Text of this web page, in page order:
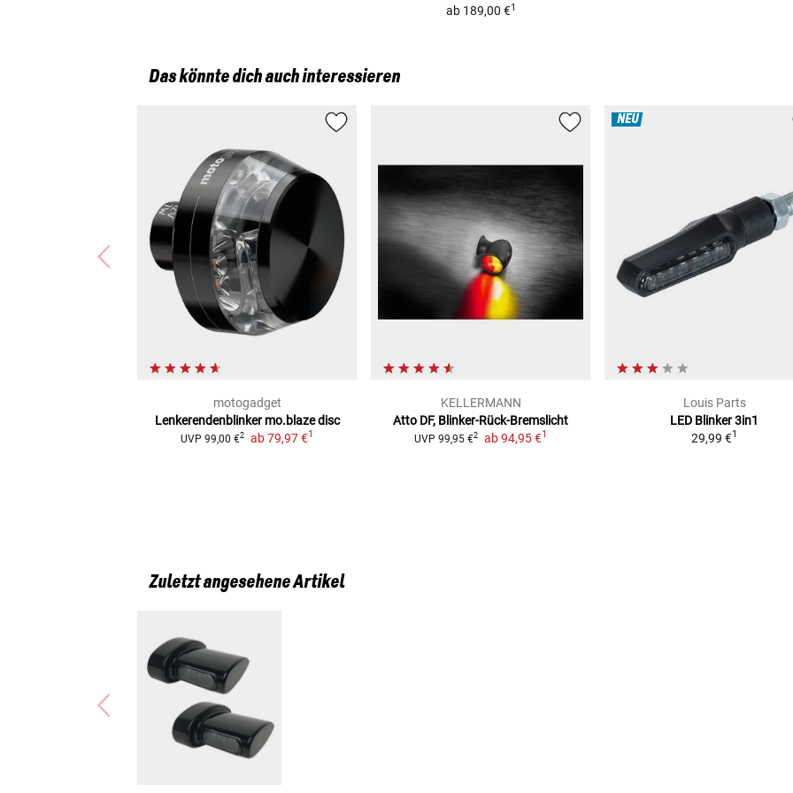
ab 189,00 €1
Das könnte dich auch interessieren
motogadget
Lenkerendenblinker mo.blaze disc
UVP 99,00 €2 ab 79,97 €1
KELLERMANN
Atto DF, Blinker-Rück-Bremslicht
UVP 99,95 €2 ab 94,95 €1
NEU
Louis Parts
LED Blinker 3in1
29,99 €1
Zuletzt angesehene Artikel